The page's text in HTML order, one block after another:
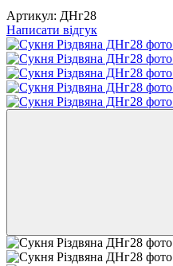
Артикул: ДНг28
Написати відгук